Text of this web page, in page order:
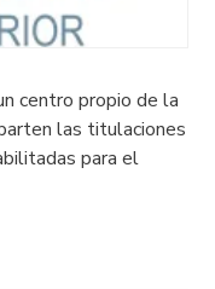
centro propio de la
las titulaciones
para el